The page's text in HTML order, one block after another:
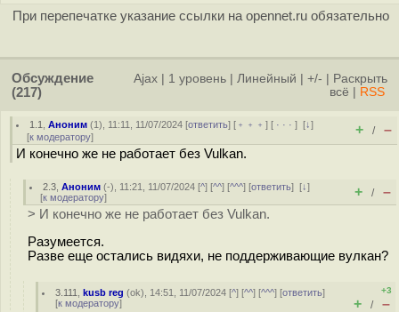
При перепечатке указание ссылки на opennet.ru обязательно
Обсуждение
(217)
Ajax 1 уровень Линейный +/-
Раскрыть
всё
RSS
1.1 ,Аноним (1), 11:11, 11/07/2024 [ответить] [ ﹢﹢﹢] [ · · ·][↓]
[к модератору] + / –
И конечно же не работает без Vulkan.
2.3 ,Аноним (-), 11:21, 11/07/2024 [^] [^^] [^^^] [ответить][↓]
[к модератору] + / –
> И конечно же не работает без Vulkan.
Разумеется.
Разве еще остались видяхи, не поддерживающие вулкан?
3.111 ,kusb reg (ok), 14:51, 11/07/2024 [^] [^^] [^^^] [ответить]
[к модератору]
+3
+ / –